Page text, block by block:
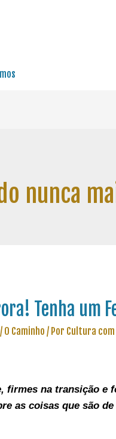
nunca
Tenha um
/ O Caminho / Por Cultura com
firmes na transição e
as coisas que são